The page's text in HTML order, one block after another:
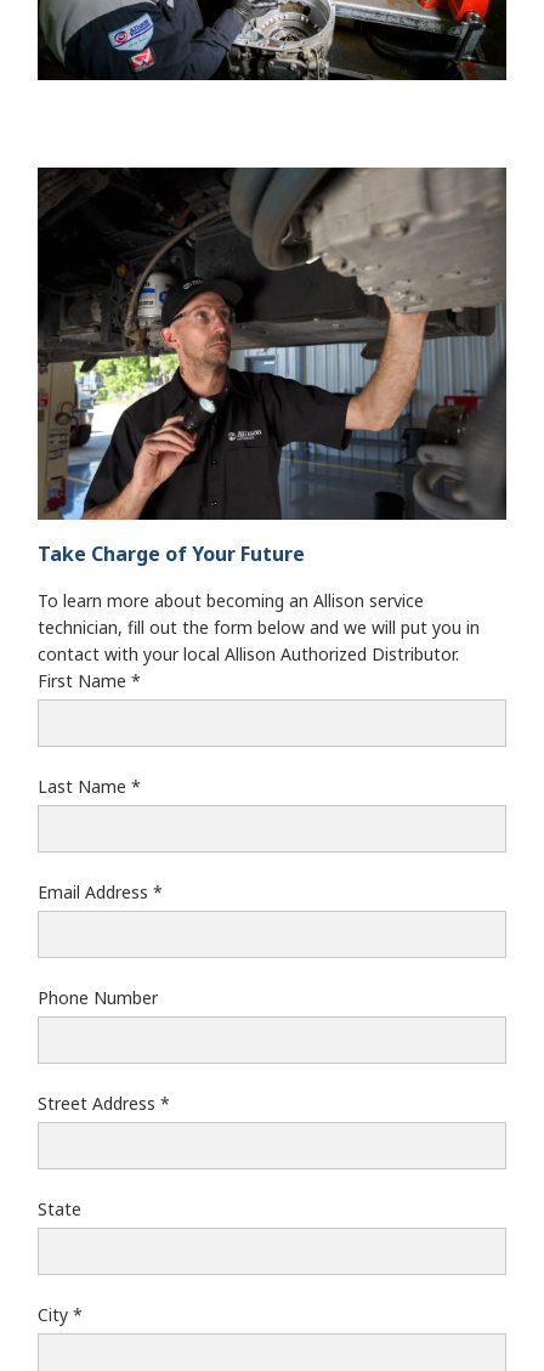
Take Charge of Your Future
To learn more about becoming an Allison service
technician, fill out the form below and we will put you in
contact with your local Allison Authorized Distributor.
First Name
Last Name
Email Address
Phone Number
Street Address
State
City